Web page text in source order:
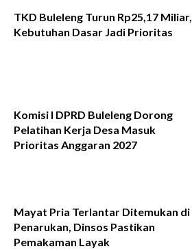
TKD Buleleng Turun Rp25,17 Miliar,
Kebutuhan Dasar Jadi Prioritas
Komisi I DPRD Buleleng Dorong
Pelatihan Kerja Desa Masuk
Prioritas Anggaran 2027
Mayat Pria Terlantar Ditemukan di
Penarukan, Dinsos Pastikan
Pemakaman Layak